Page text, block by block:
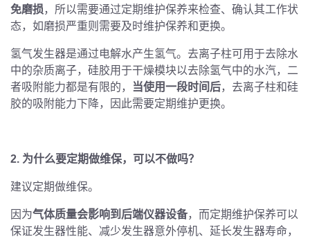
免磨损，所以需要通过定期维护保养来检查、确认其工作状
态，如磨损严重则需要及时维护保养和更换。
氢气发生器是通过电解水产生氢气。去离子柱可用于去除水
中的杂质离子，硅胶用于干燥模块以去除氢气中的水汽，二
者吸附能力都是有限的，
当使用一段时间后，去离子柱和硅
胶的吸附能力下降，因此需要定期维护更换。
2. 为什么要定期做维保，可以不做吗？
建议定期做维保。
因为气体质量会影响到后端仪器设备，而定期维护保养可以
保证发生器性能、减少发生器意外停机、延长发生器寿命，